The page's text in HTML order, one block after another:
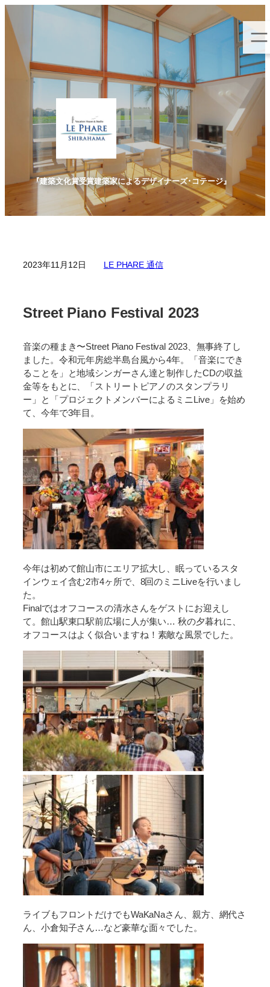
内
容
『建築文化賞受賞建築家によるデザイナーズ･コテージ』
2023年11月12日 LE PHARE 通信
Street Piano Festival 2023
音楽の種まき〜Street Piano Festival 2023、無事終了し
ました。令和元年房総半島台風から4年。「音楽にでき
ることを」と地域シンガーさん達と制作したCDの収益
金等をもとに、「ストリートピアノのスタンプラリ
ー」と「プロジェクトメンバーによるミニLive」を始め
て、今年で3年目。
今年は初めて館山市にエリア拡大し、眠っているスタ
インウェイ含む2市4ヶ所で、8回のミニLiveを行いまし
た。
Finalではオフコースの清水さんをゲストにお迎えし
て。館山駅東口駅前広場に人が集い… 秋の夕暮れに、
オフコースはよく似合いますね ！ 素敵な風景でした。
ライブもフロントだけでもWaKaNaさん、親方、網代さ
ん、小倉知子さん…など豪華な面々でした。